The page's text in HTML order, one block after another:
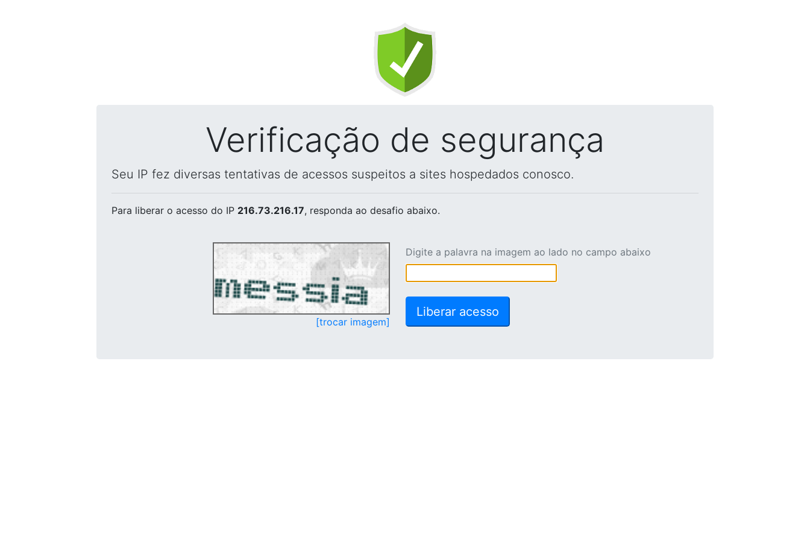
Verificação de segurança
Seu IP fez diversas tentativas de acessos suspeitos a sites hospedados conosco.
Para liberar o acesso do IP 216.73.216.17, responda ao desafio abaixo.
[trocar imagem]
Digite a palavra na imagem ao lado no campo abaixo